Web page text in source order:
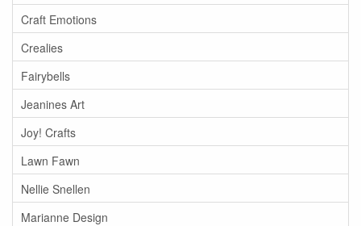
Craft Emotions
Crealies
Fairybells
Jeanines Art
Joy! Crafts
Lawn Fawn
Nellie Snellen
Marianne Design